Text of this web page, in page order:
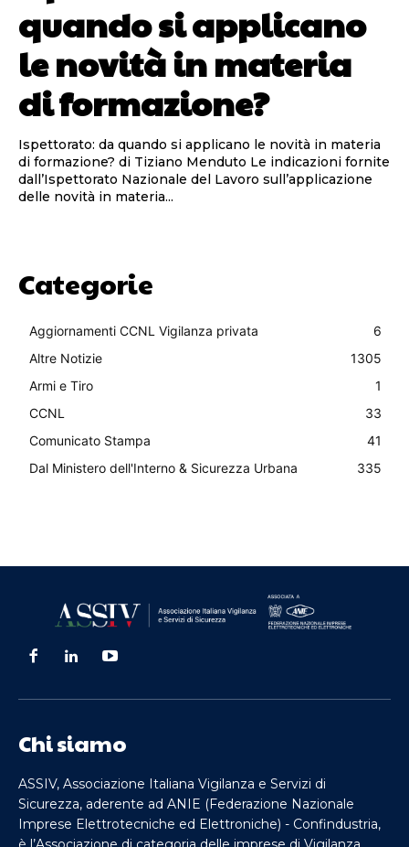
quando si applicano
le novità in materia
di formazione?
Ispettorato: da quando si applicano le novità in materia
di formazione? di Tiziano Menduto Le indicazioni fornite
dall’Ispettorato Nazionale del Lavoro sull’applicazione
delle novità in materia...
Categorie
Aggiornamenti CCNL Vigilanza privata
6
Altre Notizie
1305
Armi e Tiro
1
CCNL
33
Comunicato Stampa
41
Dal Ministero dell'Interno & Sicurezza Urbana
335
Chi siamo
ASSIV, Associazione Italiana Vigilanza e Servizi di
Sicurezza, aderente ad ANIE (Federazione Nazionale
Imprese Elettrotecniche ed Elettroniche) - Confindustria,